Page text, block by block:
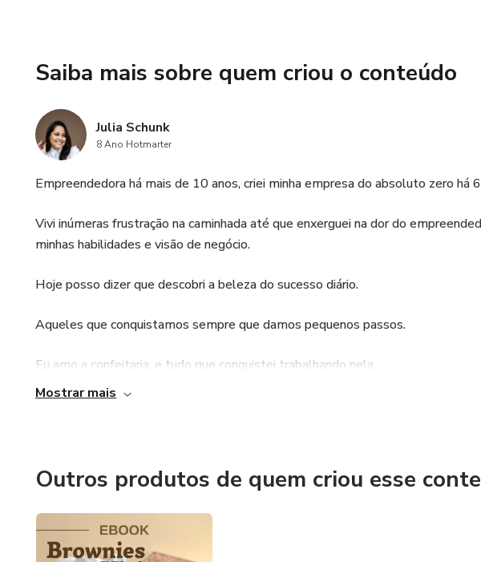
Saiba mais sobre quem criou o conteúdo
Julia Schunk
8 Ano Hotmarter
Empreendedora há mais de 10 anos, criei minha empresa do absoluto zero há
Vivi inúmeras frustração na caminhada até que enxerguei na dor do
minhas habilidades e visão de negócio.
Hoje posso dizer que descobri a beleza do sucesso diário.
Aqueles que conquistamos sempre que damos pequenos passos.
Eu amo a confeitaria, e tudo que conquistei trabalhando nela.
Mostrar mais
Outros produtos de quem criou esse